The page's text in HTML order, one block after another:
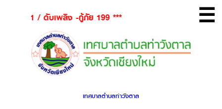
/ ดับเพลิง -กู้ภัย 199 *** ☰
เทศบาลตำบลท่าวังตาล